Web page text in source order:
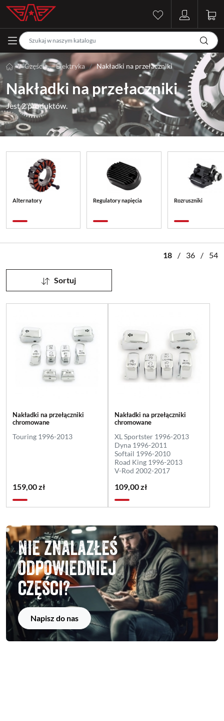
Części Elektryka Nakładki na przełaczniki
Nakładki na przełaczniki
Jest 2 produktów.
Alternatory Regulatory napięcia Rozruszniki
18 / 36 / 54
Sortuj
Nakładki na przełączniki
chromowane
Touring 1996-2013
159,00 zł
Nakładki na przełączniki
chromowane
XL Sportster 1996-2013
Dyna 1996-2011
Softail 1996-2010
Road King 1996-2013
V-Rod 2002-2017
109,00 zł
Nie znalazłeś
odpowiedniej
części?
Napisz do nas